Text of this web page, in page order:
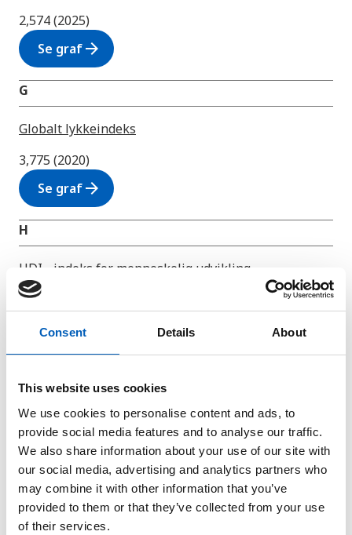
Consent Details About
This website uses cookies
We use cookies to personalise content and ads, to
provide social media features and to analyse our traffic.
We also share information about your use of our site with
our social media, advertising and analytics partners who
may combine it with other information that you’ve
provided to them or that they’ve collected from your use
of their services.
2,574 (2025)
Se grafarrow_forward
G
Globalt lykkeindeks
3,775 (2020)
Se grafarrow_forward
H
HDI - indeks for menneskelig udvikling
0,439 (2023)
Se grafarrow_forward
Hjemsendte penge
7 (2023)
Se grafarrow_forward
I
IHDI - afslører forskellene